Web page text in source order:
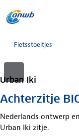
Fietsstoeltjes
Urban Iki
Achterzitje
Nederlands ontwerp
Urban Iki zitje.